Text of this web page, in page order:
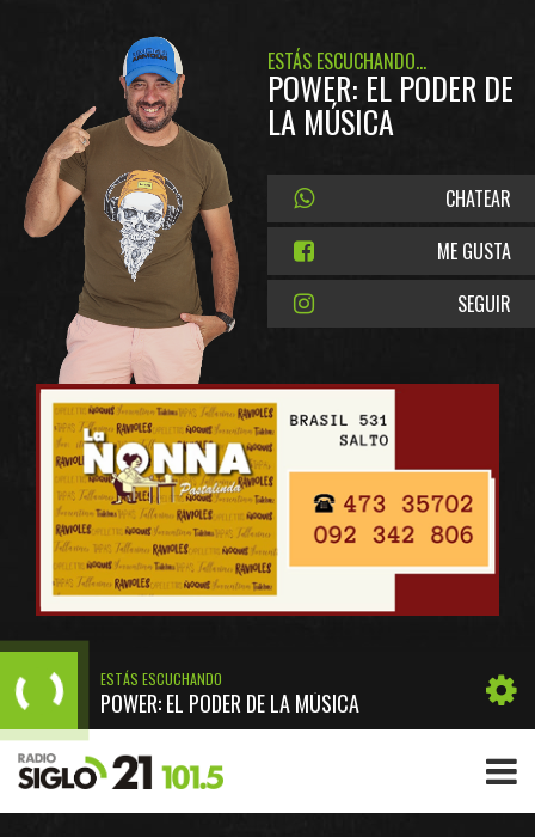
ESTÁS ESCUCHANDO...
POWER: EL PODER DE
LA MÚSICA
CHATEAR
ME GUSTA
SEGUIR
ESTÁS ESCUCHANDO
POWER: EL PODER DE LA MÚSICA